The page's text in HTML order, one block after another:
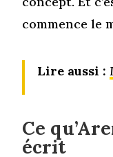
commence le
Lire aussi :
Ce
écrit